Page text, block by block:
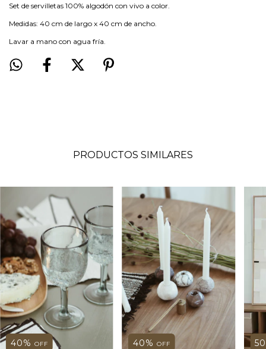
Set de servilletas 100% algodón con vivo a color.
Medidas: 40 cm de largo x 40 cm de ancho.
Lavar a mano con agua fría.
PRODUCTOS SIMILARES
40% OFF 40% OFF 50